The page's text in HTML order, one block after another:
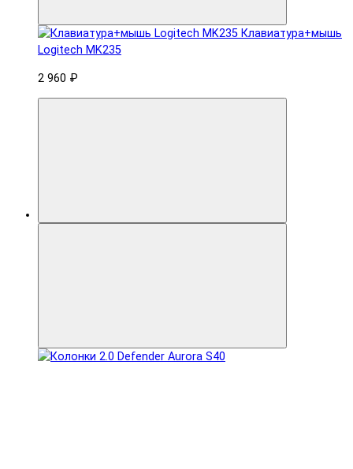
Клавиатура+мышь
Logitech MK235
2 960 ₽